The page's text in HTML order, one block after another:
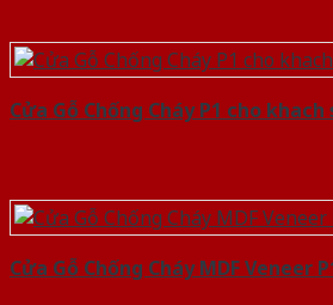
Cửa Gỗ Chống Cháy P1 cho khach
Cửa Gỗ Chống Cháy MDF Veneer